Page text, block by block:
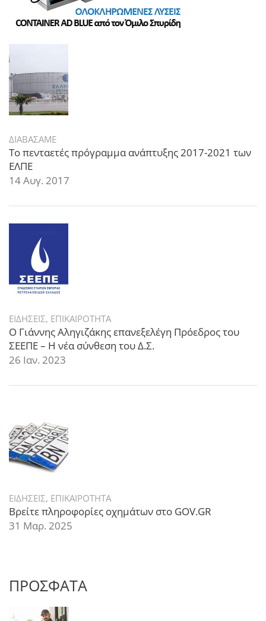
ΔΙΑΒΑΣΑΜΕ
Το πενταετές πρόγραμμα ανάπτυξης 2017-2021 των
ΕΛΠΕ
14 Αυγ. 2017
ΕΙΔΗΣΕΙΣ, ΕΠΙΚΑΙΡΟΤΗΤΑ
Ο Γιάννης Αληγιζάκης επανεξελέγη Πρόεδρος του
ΣΕΕΠΕ – Η νέα σύνθεση του Δ.Σ.
26 Ιαν. 2023
ΕΙΔΗΣΕΙΣ, ΕΠΙΚΑΙΡΟΤΗΤΑ
Βρείτε πληροφορίες οχημάτων στο GOV.GR
31 Μαρ. 2025
ΠΡΟΣΦΑΤΑ